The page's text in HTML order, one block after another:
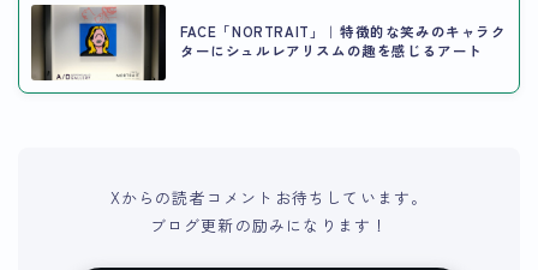
FACE「NORTRAIT」｜特徴的な笑みのキャラク
ターにシュルレアリスムの趣を感じるアート
Xからの読者コメントお待ちしています。
ブログ更新の励みになります！